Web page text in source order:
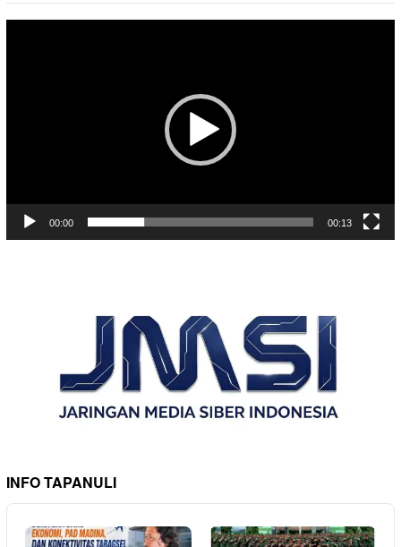
00:00 00:13
INFO TAPANULI